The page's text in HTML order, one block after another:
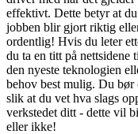
effektivt. Dette betyr at
jobben blir gjort riktig
ordentlig! Hvis du leter
du ta en titt på nettsidene
den nyeste teknologien
behov best mulig. Du bør
slik at du vet hva slags
verkstedet ditt - dette vil
eller ikke!